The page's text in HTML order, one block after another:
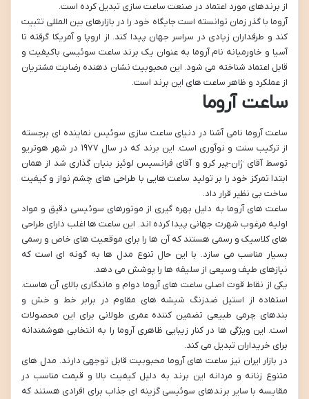
از برندهای مورد اعتماد در صنعت ساعت سازی تبدیل کرده است.
آروما با گذر زمان توانسته است جایگاه خود را در بازارهای بین المللی تثبیت
کند و طرفداران زیادی در سراسر جهان پیدا کند. از اروپا و آمریکا گرفته تا
آسیا و خاورمیانه نام آروما به عنوان یک برند ساعت سوئیسی باکیفیت و
قابل اعتماد شناخته می شود. این محبوبیت نشان دهنده رضایت مشتریان
از عملکرد و ظاهر ساعت های این برند است.
ساعت آروما
ساعت آروما نامی آشنا در دنیای ساعت سازی سوئیس نماینده ای برجسته
از ترکیب سنت و نوآوری است. این برند که در سال ۱۹۷۷ در شهر هوتریو
توسط آقای ژان-پیر کرو و آقای فرانسیس لوئیز بنیان گذاری شد از همان
ابتدا تمرکز خود را بر تولید ساعت هایی با طراحی های چشم نواز و کیفیت
ساخت بی نظیر قرار داد.
ساعت های آروما به دلیل بهره گیری از موتورهای سوئیسی دقیق و مواد
اولیه مرغوب شهرت جهانی پیدا کرده اند. این ساعت ها اغلب دارای طراحی
های کلاسیک و رسمی هستند که آن ها را برای موقعیت های خاص و رسمی
بسیار مناسب می سازد. با این حال تنوع مدل ها به گونه ای است که
نیازهای طیف وسیعی از سلیقه ها را پوشش می دهد.
یکی از نقاط قوت اصلی ساعت های آروما دوام و ماندگاری بالای آن هاست.
استفاده از استیل ضدزنگ شیشه های مقاوم در برابر خط و خش و
بندهای چرمی طبیعی تضمین کننده عمری طولانی برای این محصولات
است. این ویژگی ها در کنار زیبایی ظاهری آروما را به انتخابی هوشمندانه
برای خریداران تبدیل می کند.
در بازار ایران نیز ساعت های آروما محبوبیت قابل توجهی دارند. مدل های
متنوع زنانه و مردانه این برند به دلیل کیفیت بالا و قیمت مناسب در
مقایسه با سایر برندهای سوئیسی گزینه ای جذاب برای افرادی هستند که